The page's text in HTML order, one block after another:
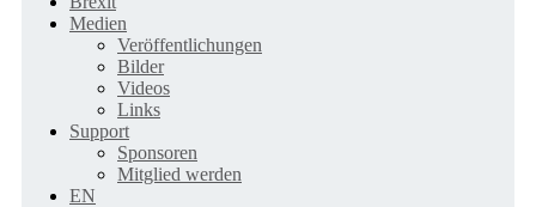
Medien
Veröffentlichungen
Bilder
Videos
Links
Support
Sponsoren
Mitglied werden
EN